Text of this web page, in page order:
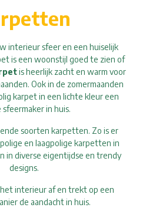
interieur sfeer en een huiselijk
is een woonstijl goed te zien of
is heerlijk zacht en warm voor
Ook in de zomermaanden
karpet in een lichte kleur een
sfeermaker in huis.
soorten karpetten. Zo is er
en laagpolige karpetten in
in diverse eigentijdse en trendy
designs.
interieur af en trekt op een
de aandacht in huis.